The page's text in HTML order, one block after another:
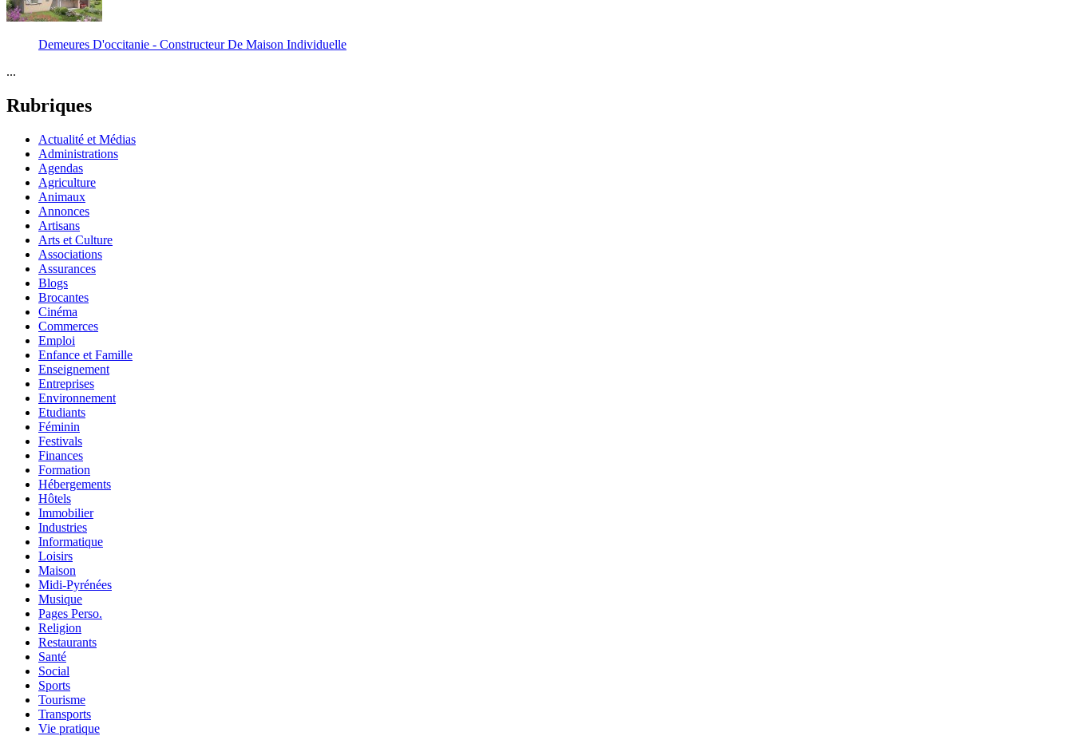
Demeures D'occitanie - Constructeur De Maison Individuelle
...
Rubriques
Actualité et Médias
Administrations
Agendas
Agriculture
Animaux
Annonces
Artisans
Arts et Culture
Associations
Assurances
Blogs
Brocantes
Cinéma
Commerces
Emploi
Enfance et Famille
Enseignement
Entreprises
Environnement
Etudiants
Féminin
Festivals
Finances
Formation
Hébergements
Hôtels
Immobilier
Industries
Informatique
Loisirs
Maison
Midi-Pyrénées
Musique
Pages Perso.
Religion
Restaurants
Santé
Social
Sports
Tourisme
Transports
Vie pratique